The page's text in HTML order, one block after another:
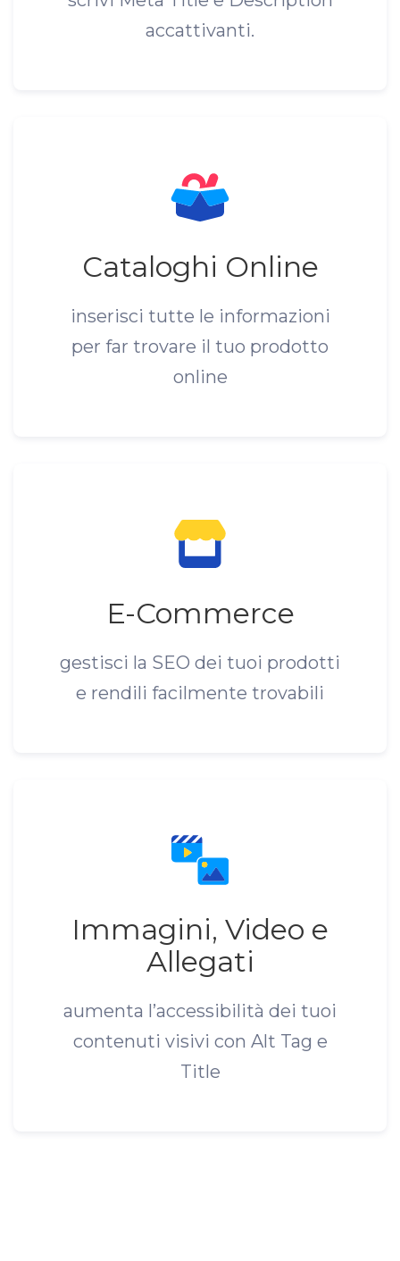
accattivanti.
Cataloghi Online
inserisci tutte le informazioni
per far trovare il tuo prodotto
online
E-Commerce
gestisci la SEO dei tuoi prodotti
e rendili facilmente trovabili
Immagini, Video e
Allegati
aumenta l’accessibilità dei tuoi
contenuti visivi con Alt Tag e
Title